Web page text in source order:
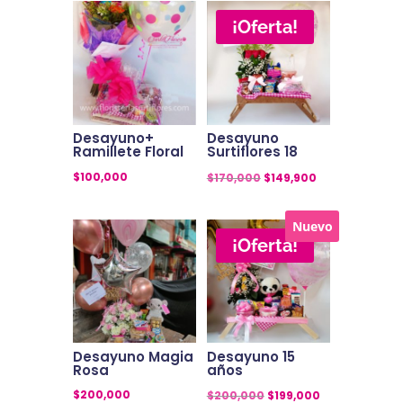
Desayuno+
Ramillete Floral
$100,000
¡Oferta!
Desayuno
Surtiflores 18
$170,000 El
original
era:
$170,000.
$149,900El
actual
es:
$149,900.
Desayuno Magia
Rosa
$200,000
¡Oferta!
Nuevo
Desayuno 15
años
$200,000 El
$199,000El